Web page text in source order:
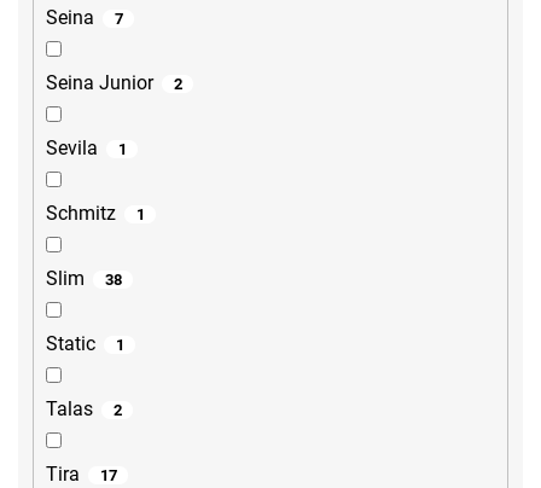
Seina 7
Seina Junior 2
Sevila 1
Schmitz 1
Slim 38
Static 1
Talas 2
Tira 17